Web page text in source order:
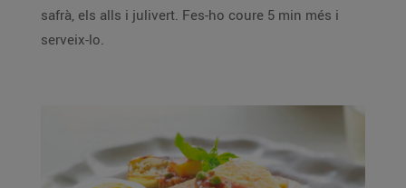
safrà, els alls i julivert. Fes-ho coure 5 min més i
serveix-lo.